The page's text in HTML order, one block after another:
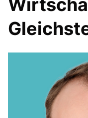
AUSSCHUSS FÜR
AUSSCHUSS FÜR